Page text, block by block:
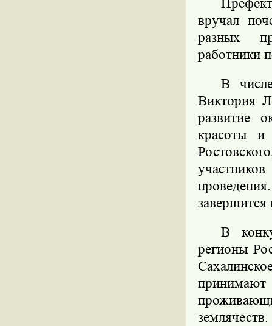
вручал
разных
работники
В
Виктория
развитие
красоты и
завершится
В
регионы
землячеств.